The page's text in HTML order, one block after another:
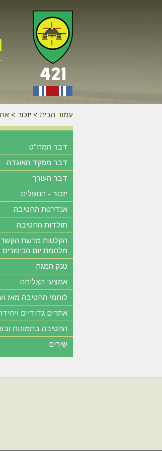
עמוד הבית > יזכור >
דבר המח"ט
דבר מפקד האוגדה
דבר העורך
יזכור - הנופלים
אנדרטת החטיבה
תולדות החטיבה
הקלטות מרשת
מלחמת יום הכיפורים
טנק המגח
אמצעי הצליחה
לוחמי החטיבה מאז
אתרים גדודיים
החטיבה בתמונות
שירים